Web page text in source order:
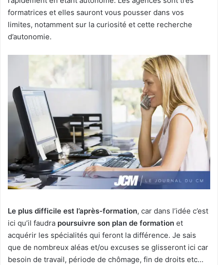
formatrices et elles sauront vous pousser dans vos
limites, notamment sur la curiosité et cette recherche
d’autonomie.
Le plus difficile est l’après-formation, car dans l’idée c’est
ici qu’il faudra poursuivre son plan de formation et
acquérir les spécialités qui feront la différence. Je sais
que de nombreux aléas et/ou excuses se glisseront ici car
besoin de travail, période de chômage, fin de droits etc…